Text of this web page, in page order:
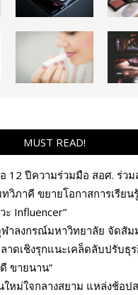
MUST READ!
12 ปีความร่วมมือ สอศ. ร่วม
ภาคี ขยายโอกาสการเรียน
ะ Influencer”
าลงกรณ์มหาวิทยาลัย จัดสัม
าดเชิงรุกแนะเคล็ดลับปรับธุ
ขายนาน”
หม่ใจกลางสยาม แหล่งช้อป